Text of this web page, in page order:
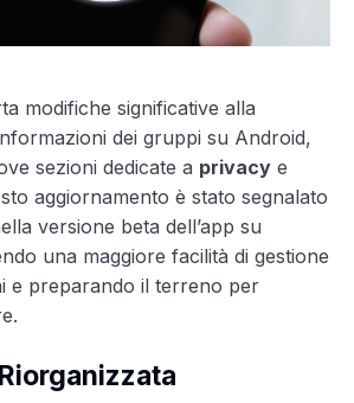
modifiche significative alla
dei gruppi su Android,
sezioni dedicate a privacy e
aggiornamento è stato segnalato
versione beta dell’app su
una maggiore facilità di gestione
e preparando il terreno per